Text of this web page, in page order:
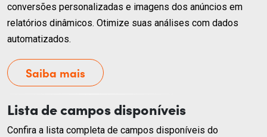
conversões personalizadas e imagens dos anúncios em
relatórios dinâmicos. Otimize suas análises com dados
automatizados.
Saiba mais
Lista de campos disponíveis
Confira a lista completa de campos disponíveis do